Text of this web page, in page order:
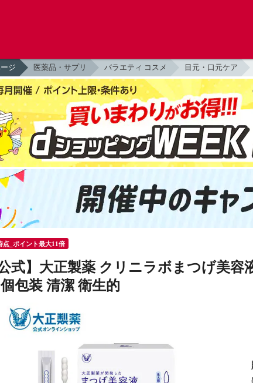
ジ 医薬品・サプリ バラエティ コスメ 目元・口元ケア
点_ポイント最大11倍
公式】大正製薬 クリニラボまつげ美
包装 清潔 衛生的